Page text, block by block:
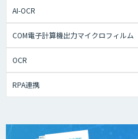
AI-OCR
COM電子計算機出力マイクロフィルム
OCR
RPA連携